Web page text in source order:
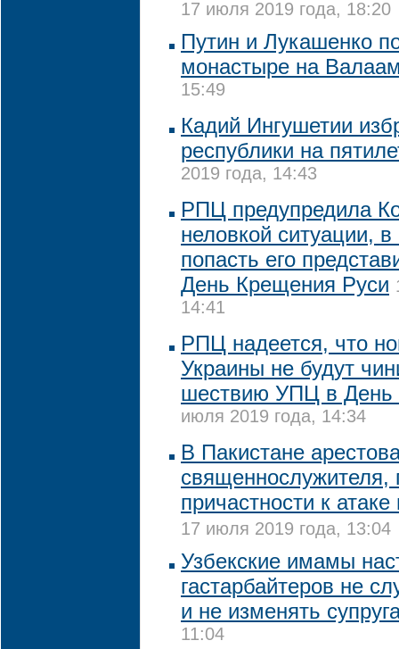
17 июля 2019 года, 18:20
Путин и Лукашенко
монастыре на
15:49
Кадий Ингушетии
республики на
2019 года, 14:43
РПЦ предупредила
неловкой ситуации,
попасть его
День Крещения Руси
14:41
РПЦ надеется, что
Украины не будут
шествию УПЦ в День
июля 2019 года, 14:34
В Пакистане
священнослужителя,
причастности к
17 июля 2019 года, 13:04
Узбекские имамы
гастарбайтеров не
и не изменять
11:04